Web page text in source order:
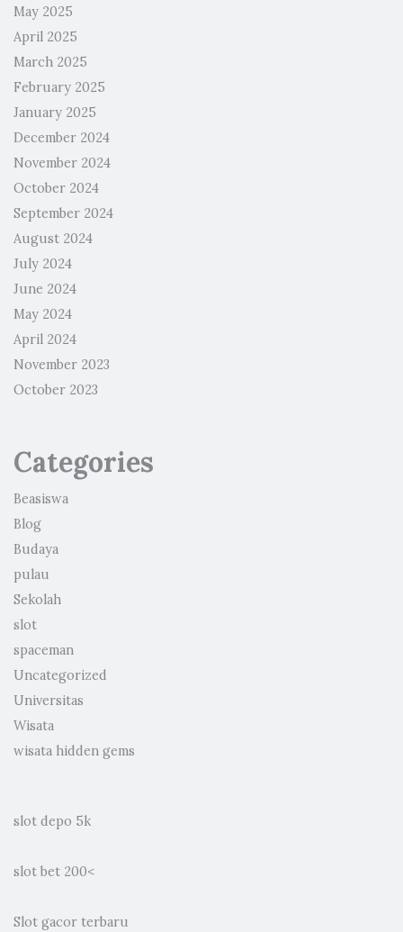
May 2025
April 2025
March 2025
February 2025
January 2025
December 2024
November 2024
October 2024
September 2024
August 2024
July 2024
June 2024
May 2024
April 2024
November 2023
October 2023
Categories
Beasiswa
Blog
Budaya
pulau
Sekolah
slot
spaceman
Uncategorized
Universitas
Wisata
wisata hidden gems
slot depo 5k
slot bet 200<
Slot gacor terbaru